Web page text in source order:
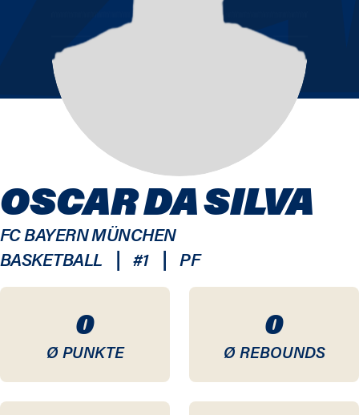
0
Ø PUNKTE
0
Ø REBOUNDS
OSCAR DA SILVA
FC BAYERN MÜNCHEN
BASKETBALL
| #1 | PF